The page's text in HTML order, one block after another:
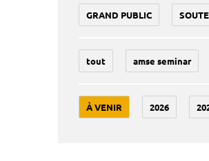
GRAND PUBLIC
tout amse seminar
À VENIR 2026